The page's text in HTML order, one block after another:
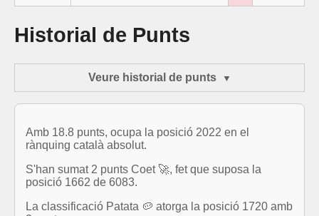
Historial de Punts
Veure historial de punts
Amb 18.8 punts, ocupa la posició 2022 en el
rànquing català absolut.
S'han sumat 2 punts Coet 🚀, fet que suposa la
posició 1662 de 6083.
La classificació Patata 🥔 atorga la posició 1720 amb